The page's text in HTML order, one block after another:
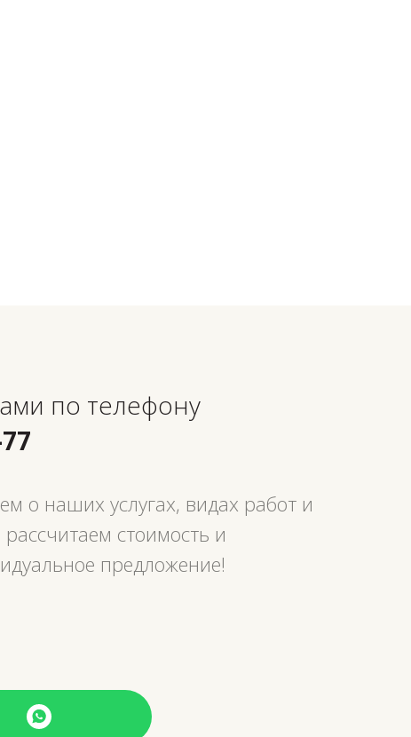
по телефону
о наших услугах, видах работ и
стоимость и
предложение!